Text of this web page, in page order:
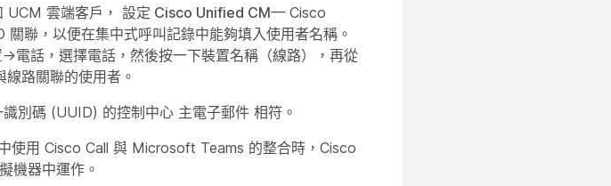
UCM 雲端客戶， 設定 Cisco Unified CM— Cisco
聯，以便在集中式呼叫記錄中能夠填入使用者名稱。
→電話 ，選擇電話，然後按一下裝置名稱（線路）
，再從
線路關聯的使用者 。
別碼 (UUID) 的控制中心 主電子郵件 相符。
使用 Cisco Call 與 Microsoft Teams 的整合時，Cisco
機器中運作。